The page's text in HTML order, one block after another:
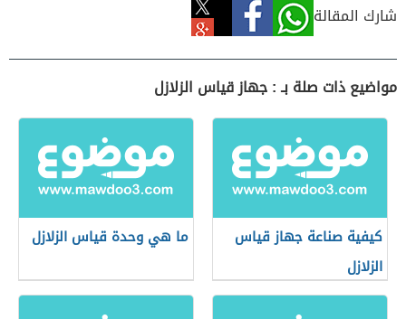
شارك المقالة
مواضيع ذات صلة بـ : جهاز قياس الزلازل
كيفية صناعة جهاز قياس
الزلازل
ما هي وحدة قياس الزلازل